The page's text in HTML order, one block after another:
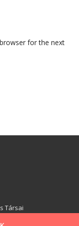
for the next
Társai